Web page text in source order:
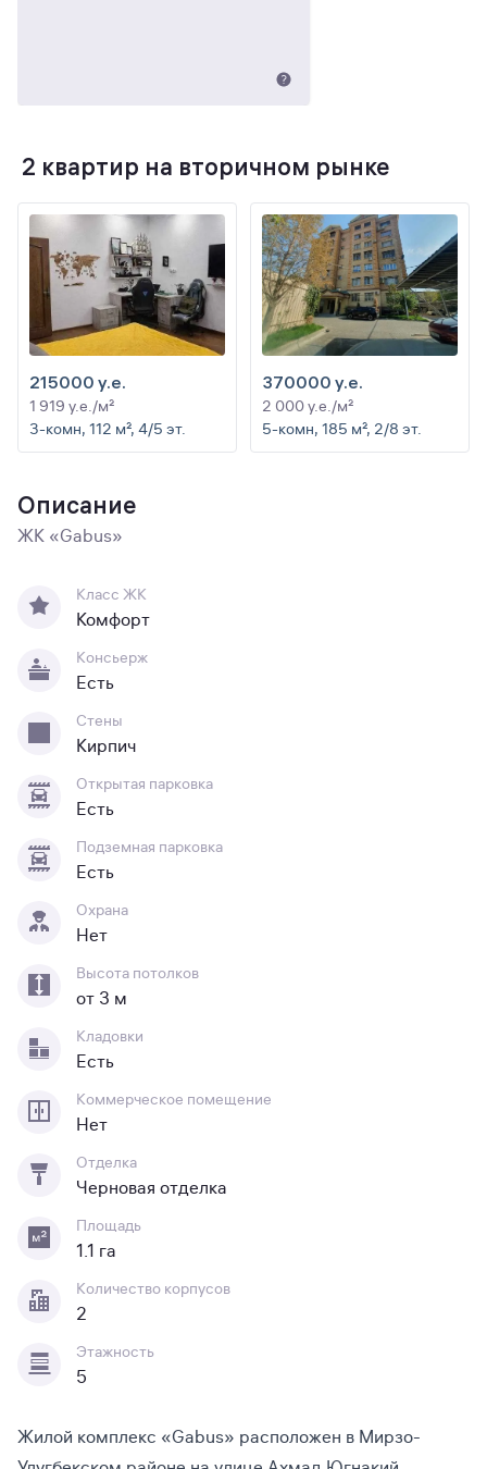
2 квартир на вторичном рынке
215000 y.e.
1 919 y.e./м²
3-комн, 112 м², 4/5 эт.
370000 y.e.
2 000 y.e./м²
5-комн, 185 м², 2/8 эт.
Описание
ЖК «Gabus»
Класс ЖК
Комфорт
Консьерж
Есть
Стены
Кирпич
Открытая парковка
Есть
Подземная парковка
Есть
Охрана
Нет
Высота потолков
от 3 м
Кладовки
Есть
Коммерческое помещение
Нет
Отделка
Черновая отделка
Площадь
1.1 га
Количество корпусов
2
Этажность
5
Жилой комплекс «Gabus» расположен в Мирзо-